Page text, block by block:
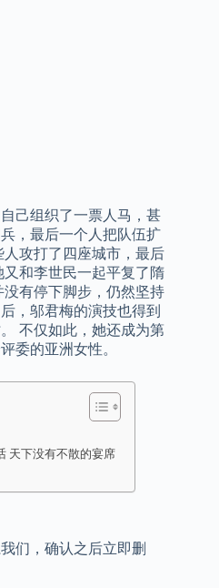
己组织了一票人马，甚
，最后一个人把队伍扩
攻打了四座城市，最后
和李世民一起平复了隋
有停下脚步，仍然坚持
，邬君梅的演技也得到
不仅如此，她还成为第
委的亚洲女性。
天下没有不散的宴席
们，确认之后立即删